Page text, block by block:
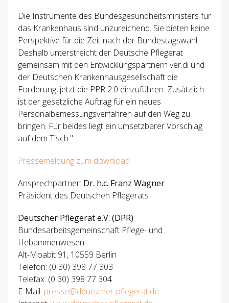
Die Instrumente des Bundesgesundheitsministers für
das Krankenhaus sind unzureichend. Sie bieten keine
Perspektive für die Zeit nach der Bundestagswahl.
Deshalb unterstreicht der Deutsche Pflegerat
gemeinsam mit den Entwicklungspartnern ver.di und
der Deutschen Krankenhausgesellschaft die
Forderung, jetzt die PPR 2.0 einzuführen. Zusätzlich
ist der gesetzliche Auftrag für ein neues
Personalbemessungsverfahren auf den Weg zu
bringen. Für beides liegt ein umsetzbarer Vorschlag
auf dem Tisch."
Pressemeldung zum download
Ansprechpartner: Dr. h.c. Franz Wagner
Präsident des Deutschen Pflegerats
Deutscher Pflegerat e.V. (DPR)
Bundesarbeitsgemeinschaft Pflege- und
Hebammenwesen
Alt-Moabit 91, 10559 Berlin
Telefon: (0 30) 398 77 303
Telefax: (0 30) 398 77 304
E-Mail: presse@deutscher-pflegerat.de